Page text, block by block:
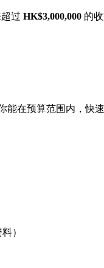
过 HK$3,000,000 的收
在预算范围内，快
）